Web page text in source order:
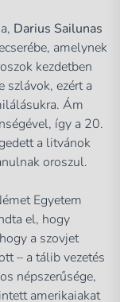
Darius Sailunas
amelynek
kezdetben
szlávok, ezért a
Ám
így a 20.
a litvánok
oroszul.
Egyetem
el, hogy
a szovjet
– a tálib vezetés
népszerűsége,
amerikaiakat